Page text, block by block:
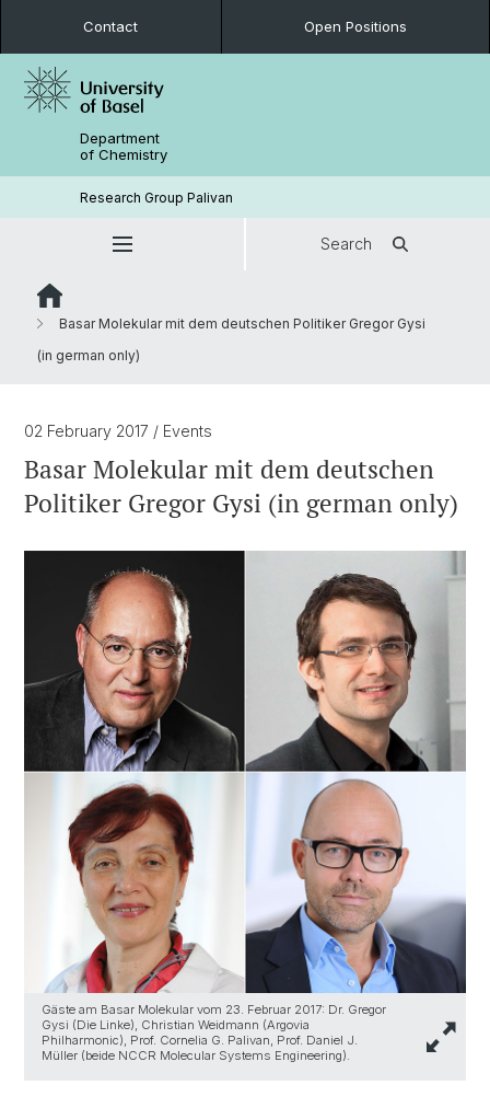
Contact Open Positions
Department
of Chemistry
Research Group Palivan
Search
Basar Molekular mit dem deutschen Politiker Gregor Gysi
(in german only)
02 February 2017 / Events
Basar Molekular mit dem deutschen
Politiker Gregor Gysi (in german only)
Gäste am Basar Molekular vom 23. Februar 2017: Dr. Gregor
Gysi (Die Linke), Christian Weidmann (Argovia
Philharmonic), Prof. Cornelia G. Palivan, Prof. Daniel J.
Müller (beide NCCR Molecular Systems Engineering).